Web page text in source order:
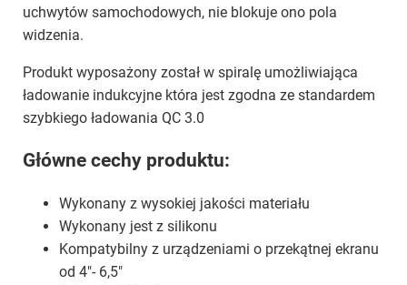
uchwytów samochodowych, nie blokuje ono pola
widzenia.
Produkt wyposażony został w spiralę umożliwiająca
ładowanie indukcyjne która jest zgodna ze standardem
szybkiego ładowania QC 3.0
Główne cechy produktu:
Wykonany z wysokiej jakości materiału
Wykonany jest z silikonu
Kompatybilny z urządzeniami o przekątnej ekranu
od 4"- 6,5"